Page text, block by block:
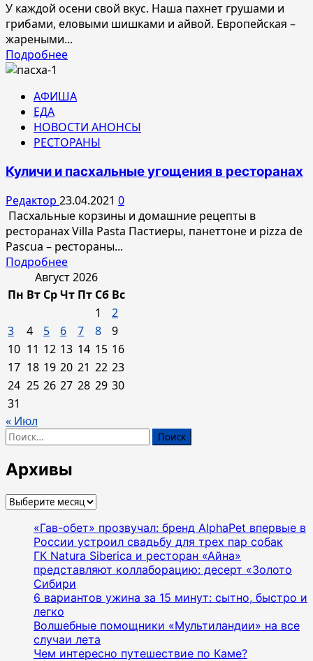
У каждой осени свой вкус. Наша пахнет грушами и
грибами, еловыми шишками и айвой. Европейская –
жареными...
ПодробнееПрочитать
Айва
руккола:
осень
Москвой
Миланом
АФИША
ЕДА
НОВОСТИ АНОНСЫ
РЕСТОРАНЫ
Куличи и пасхальные угощения в ресторанах
Редактор 23.04.2021 0
Пасхальные корзины и домашние рецепты в
ресторанах Villa Pasta Пастиеры, панеттоне и pizza de
Pascua – рестораны...
ПодробнееПрочитать
больше
о
Куличи
пасхальные
угощения
в
ресторанах
Август 2026
Пн Вт СрЧт Пт Сб Вс
1
2
3
4 5 6 7 8
9
10 11 12 13 14 15 16
17 18 19 20 21 22 23
24 25 26 27 28 29 30
31
« Июл
Найти:
Архивы
Архивы
«Гав-обет» прозвучал: бренд AlphaPet впервые в
России устроил свадьбу для трех пар собак
ГК Natura Siberica и ресторан «Айна»
представляют коллаборацию: десерт «Золото
Сибири
6 вариантов ужина за 15 минут: сытно, быстро и
легко
Волшебные помощники «Мультиландии» на все
случаи лета
Чем интересно путешествие по Каме?